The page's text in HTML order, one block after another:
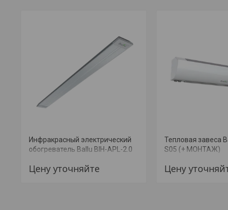
Инфракрасный электрический
обогреватель Ballu BIH-APL-2.0
Цену уточняйте
Тепловая завеса
S05 (+ МОНТАЖ)
Цену